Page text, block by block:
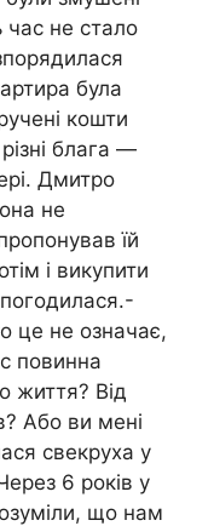
час не стало
була
кошти
блага —
Дмитро
не
їй
і викупити
це не означає,
повинна
життя? Від
Або ви мені
свекруха у
6 років у
що нам